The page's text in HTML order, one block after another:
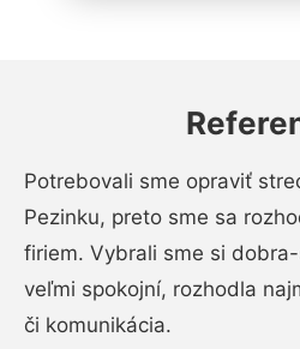
Potrebovali sme opraviť
Pezinku, preto sme sa
firiem. Vybrali sme si
veľmi spokojní, rozhodla
či komunikácia.